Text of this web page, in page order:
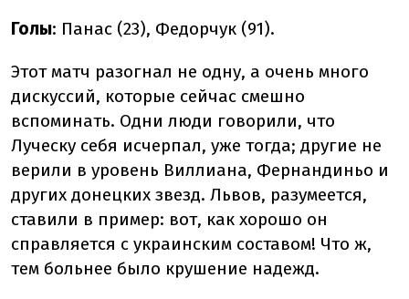
Голы: Панас (23), Федорчук (91).
Этот матч разогнал не одну, а очень много
дискуссий, которые сейчас смешно
вспоминать. Одни люди говорили, что
Луческу себя исчерпал, уже тогда; другие не
верили в уровень Виллиана, Фернандиньо и
других донецких звезд. Львов, разумеется,
ставили в пример: вот, как хорошо он
справляется с украинским составом! Что ж,
тем больнее было крушение надежд.